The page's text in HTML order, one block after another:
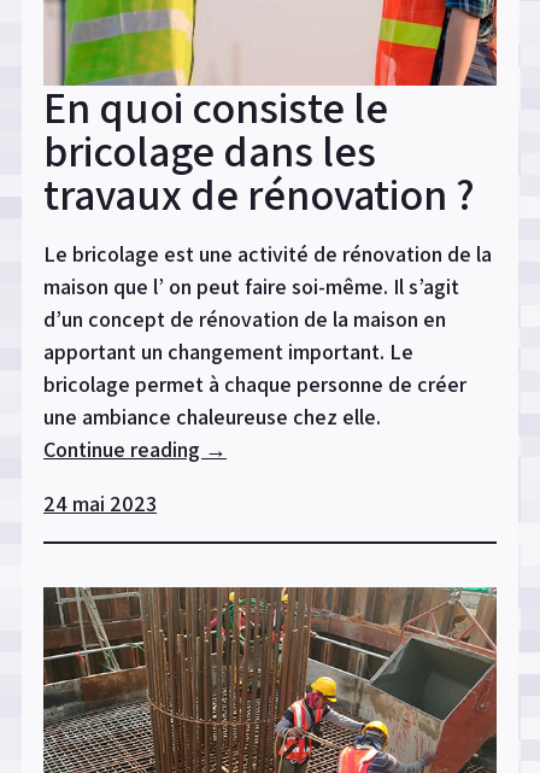
En quoi consiste le
bricolage dans les
travaux de rénovation ?
Le bricolage est une activité de rénovation de la
maison que l’ on peut faire soi-même. Il s’agit
d’un concept de rénovation de la maison en
apportant un changement important. Le
bricolage permet à chaque personne de créer
une ambiance chaleureuse chez elle.
Continue reading « En
le
dans
les
travaux
de
rénovation
→
24 mai 2023